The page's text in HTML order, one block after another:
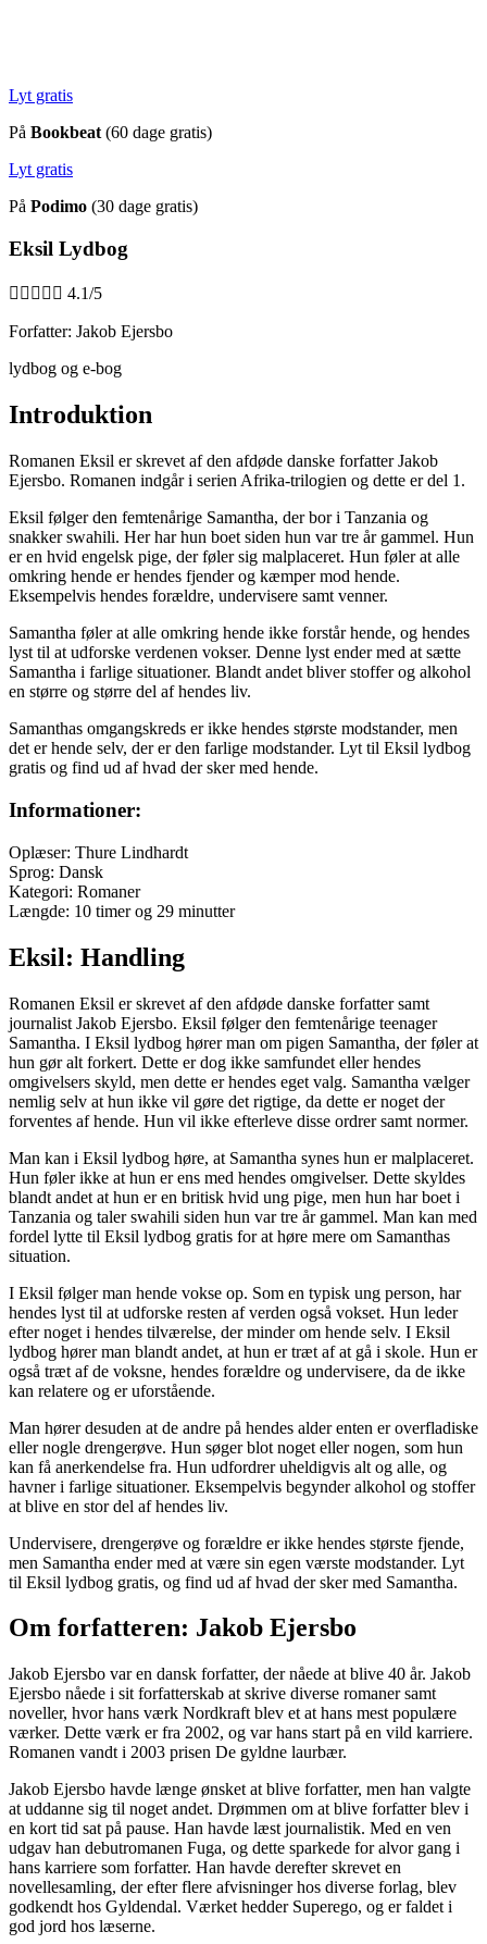
Lyt gratis
På Bookbeat (60 dage gratis)
Lyt gratis
På Podimo (30 dage gratis)
Eksil Lydbog
     4.1/5
Forfatter: Jakob Ejersbo
lydbog og e-bog
Introduktion
Romanen Eksil er skrevet af den afdøde danske forfatter Jakob
Ejersbo. Romanen indgår i serien Afrika-trilogien og dette er del 1.
Eksil følger den femtenårige Samantha, der bor i Tanzania og
snakker swahili. Her har hun boet siden hun var tre år gammel. Hun
er en hvid engelsk pige, der føler sig malplaceret. Hun føler at alle
omkring hende er hendes fjender og kæmper mod hende.
Eksempelvis hendes forældre, undervisere samt venner.
Samantha føler at alle omkring hende ikke forstår hende, og hendes
lyst til at udforske verdenen vokser. Denne lyst ender med at sætte
Samantha i farlige situationer. Blandt andet bliver stoffer og alkohol
en større og større del af hendes liv.
Samanthas omgangskreds er ikke hendes største modstander, men
det er hende selv, der er den farlige modstander. Lyt til Eksil lydbog
gratis og find ud af hvad der sker med hende.
Informationer:
Oplæser: Thure Lindhardt
Sprog: Dansk
Kategori: Romaner
Længde: 10 timer og 29 minutter
Eksil: Handling
Romanen Eksil er skrevet af den afdøde danske forfatter samt
journalist Jakob Ejersbo. Eksil følger den femtenårige teenager
Samantha. I Eksil lydbog hører man om pigen Samantha, der føler at
hun gør alt forkert. Dette er dog ikke samfundet eller hendes
omgivelsers skyld, men dette er hendes eget valg. Samantha vælger
nemlig selv at hun ikke vil gøre det rigtige, da dette er noget der
forventes af hende. Hun vil ikke efterleve disse ordrer samt normer.
Man kan i Eksil lydbog høre, at Samantha synes hun er malplaceret.
Hun føler ikke at hun er ens med hendes omgivelser. Dette skyldes
blandt andet at hun er en britisk hvid ung pige, men hun har boet i
Tanzania og taler swahili siden hun var tre år gammel. Man kan med
fordel lytte til Eksil lydbog gratis for at høre mere om Samanthas
situation.
I Eksil følger man hende vokse op. Som en typisk ung person, har
hendes lyst til at udforske resten af verden også vokset. Hun leder
efter noget i hendes tilværelse, der minder om hende selv. I Eksil
lydbog hører man blandt andet, at hun er træt af at gå i skole. Hun er
også træt af de voksne, hendes forældre og undervisere, da de ikke
kan relatere og er uforstående.
Man hører desuden at de andre på hendes alder enten er overfladiske
eller nogle drengerøve. Hun søger blot noget eller nogen, som hun
kan få anerkendelse fra. Hun udfordrer uheldigvis alt og alle, og
havner i farlige situationer. Eksempelvis begynder alkohol og stoffer
at blive en stor del af hendes liv.
Undervisere, drengerøve og forældre er ikke hendes største fjende,
men Samantha ender med at være sin egen værste modstander. Lyt
til Eksil lydbog gratis, og find ud af hvad der sker med Samantha.
Om forfatteren: Jakob Ejersbo
Jakob Ejersbo var en dansk forfatter, der nåede at blive 40 år. Jakob
Ejersbo nåede i sit forfatterskab at skrive diverse romaner samt
noveller, hvor hans værk Nordkraft blev et at hans mest populære
værker. Dette værk er fra 2002, og var hans start på en vild karriere.
Romanen vandt i 2003 prisen De gyldne laurbær.
Jakob Ejersbo havde længe ønsket at blive forfatter, men han valgte
at uddanne sig til noget andet. Drømmen om at blive forfatter blev i
en kort tid sat på pause. Han havde læst journalistik. Med en ven
udgav han debutromanen Fuga, og dette sparkede for alvor gang i
hans karriere som forfatter. Han havde derefter skrevet en
novellesamling, der efter flere afvisninger hos diverse forlag, blev
godkendt hos Gyldendal. Værket hedder Superego, og er faldet i
god jord hos læserne.